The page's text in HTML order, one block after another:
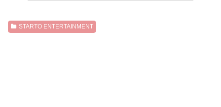
STARTO ENTERTAINMENT